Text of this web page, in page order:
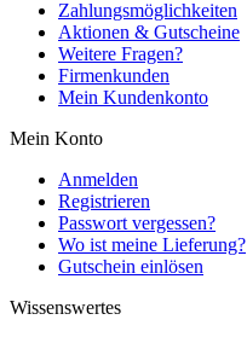
Zahlungsmöglichkeiten
Aktionen & Gutscheine
Weitere Fragen?
Firmenkunden
Mein Kundenkonto
Mein Konto
Anmelden
Registrieren
Passwort vergessen?
Wo ist meine Lieferung?
Gutschein einlösen
Wissenswertes